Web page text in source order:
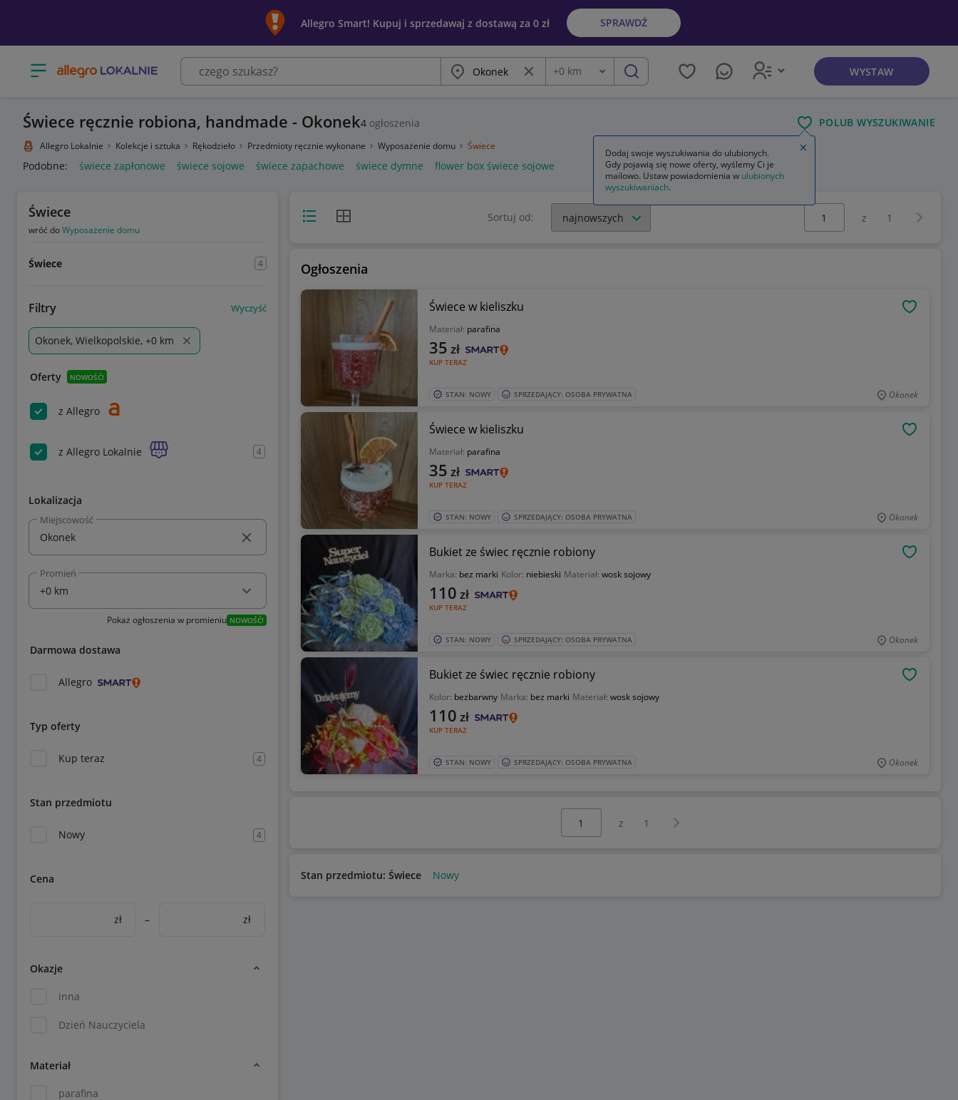
Allegro Smart! Kupuj i sprzedawaj z dostawą za 0 zł SPRAWDŹ
Otwórz menu z kategoriami Miasto Wyczyść frazę
Odległość
+0 km szukaj WYSTAW
Świece ręcznie robiona, handmade - Okonek4 ogłoszenia POLUB WYSZUKIWANIE
Allegro Lokalnie Kolekcje i sztuka Rękodzieło Przedmioty ręcznie wykonane Wyposażenie domu Świece
Podobne: świece zapłonowe świece sojowe świece zapachowe świece dymne flower box świece sojowe
Świece
wróć doWyposażenie domu
Świece 4
Filtry Wyczyść
Okonek, Wielkopolskie, +0 km
Oferty NOWOŚĆ!
z Allegro
z Allegro Lokalnie 4
Lokalizacja
Miejscowość
Promień
Pokaż ogłoszenia w promieniu NOWOŚĆ!
Darmowa dostawa
Allegro
Typ oferty
Kup teraz 4
Stan przedmiotu
Nowy 4
Cena
zł – zł
Okazje
inna
Dzień Nauczyciela
Materiał
parafina
Widok listyWidok siatki Sortuj od:
Wybierz stronę:
z 1
Ogłoszenia
Świece w kieliszku
Materiał: parafina
KUP TERAZ
35 zł
STAN: NOWY SPRZEDAJĄCY: OSOBA PRYWATNA Okonek
Świece w kieliszku
Materiał: parafina
KUP TERAZ
35 zł
STAN: NOWY SPRZEDAJĄCY: OSOBA PRYWATNA Okonek
Bukiet ze świec ręcznie robiony
Marka: bez marki Kolor: niebieski Materiał: wosk sojowy
KUP TERAZ
110 zł
STAN: NOWY SPRZEDAJĄCY: OSOBA PRYWATNA Okonek
Bukiet ze świec ręcznie robiony
Kolor: bezbarwny Marka: bez marki Materiał: wosk sojowy
KUP TERAZ
110 zł
STAN: NOWY SPRZEDAJĄCY: OSOBA PRYWATNA Okonek
z 1 Następna strona
Stan przedmiotu: Świece Nowy
Dodaj swoje wyszukiwania do ulubionych.
Gdy pojawią się nowe oferty, wyślemy Ci je
mailowo. Ustaw powiadomienia w ulubionych
wyszukiwaniach.
Zamknij wskazówkę